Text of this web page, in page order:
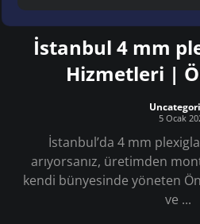
İstanbul 4 mm
Hizmetleri |
5 Ocak
İstanbul’da 4 mm
arıyorsanız, üretimden
kendi bünyesinde yöneten
ve ...